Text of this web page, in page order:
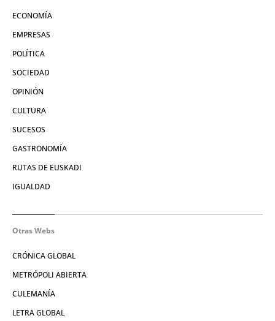
ECONOMÍA
EMPRESAS
POLÍTICA
SOCIEDAD
OPINIÓN
CULTURA
SUCESOS
GASTRONOMÍA
RUTAS DE EUSKADI
IGUALDAD
Otras Webs
CRÓNICA GLOBAL
METRÓPOLI ABIERTA
CULEMANÍA
LETRA GLOBAL